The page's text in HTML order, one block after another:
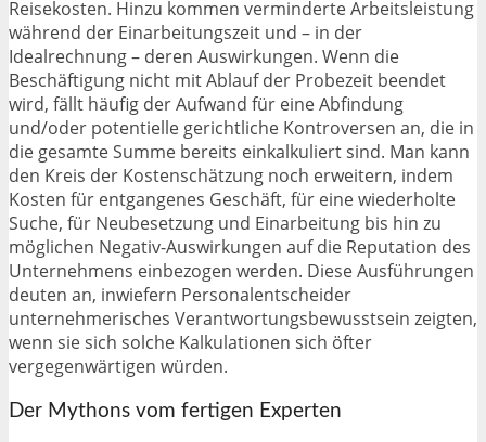
Reisekosten. Hinzu kommen verminderte Arbeitsleistung
während der Einarbeitungszeit und – in der
Idealrechnung – deren Auswirkungen. Wenn die
Beschäftigung nicht mit Ablauf der Probezeit beendet
wird, fällt häufig der Aufwand für eine Abfindung
und/oder potentielle gerichtliche Kontroversen an, die in
die gesamte Summe bereits einkalkuliert sind. Man kann
den Kreis der Kostenschätzung noch erweitern, indem
Kosten für entgangenes Geschäft, für eine wiederholte
Suche, für Neubesetzung und Einarbeitung bis hin zu
möglichen Negativ-Auswirkungen auf die Reputation des
Unternehmens einbezogen werden. Diese Ausführungen
deuten an, inwiefern Personalentscheider
unternehmerisches Verantwortungsbewusstsein zeigten,
wenn sie sich solche Kalkulationen sich öfter
vergegenwärtigen würden.
Der Mythons vom fertigen Experten